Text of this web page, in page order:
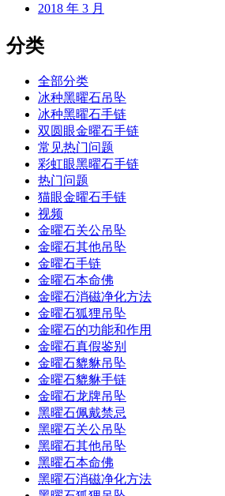
2018 年 3 月
分类
全部分类
冰种黑曜石吊坠
冰种黑曜石手链
双圆眼金曜石手链
常见热门问题
彩虹眼黑曜石手链
热门问题
猫眼金曜石手链
视频
金曜石关公吊坠
金曜石其他吊坠
金曜石手链
金曜石本命佛
金曜石消磁净化方法
金曜石狐狸吊坠
金曜石的功能和作用
金曜石真假鉴别
金曜石貔貅吊坠
金曜石貔貅手链
金曜石龙牌吊坠
黑曜石佩戴禁忌
黑曜石关公吊坠
黑曜石其他吊坠
黑曜石本命佛
黑曜石消磁净化方法